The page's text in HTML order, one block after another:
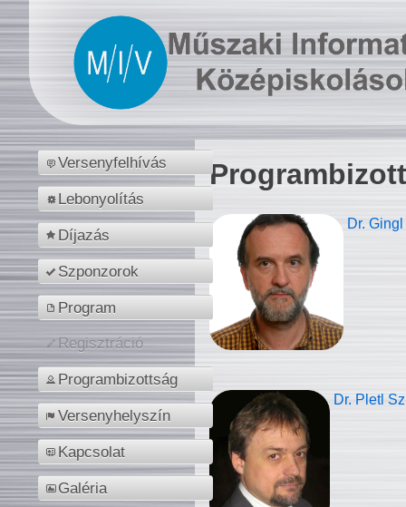
Versenyfelhívás
Lebonyolítás
Díjazás
Szponzorok
Program
Regisztráció
Programbizottság
Versenyhelyszín
Kapcsolat
Galéria
Dr.
Dr. Pletl